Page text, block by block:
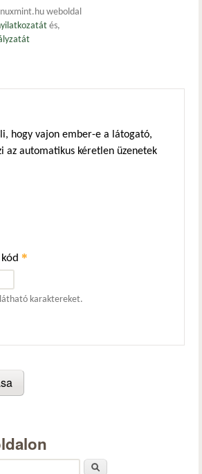
weboldal
és,
hogy vajon ember-e a látogató,
az automatikus kéretlen üzenetek
*
karaktereket.